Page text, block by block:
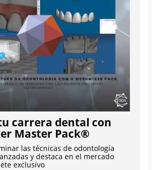
carrera dental con
Master Pack®
las técnicas de odontología
y destaca en el mercado
exclusivo